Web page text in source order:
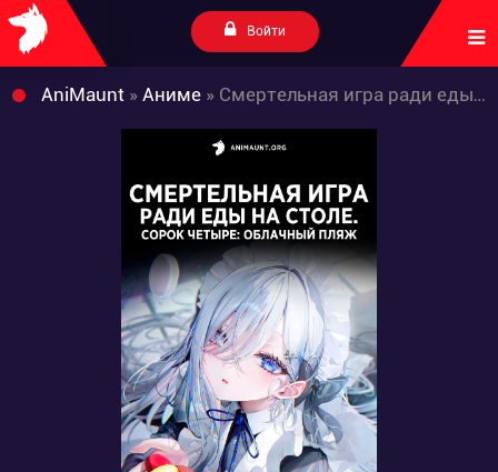
Войти
AniMaunt » Аниме » Смертельная игра ради еды на столе. Сорок четыре: Облачный пляж